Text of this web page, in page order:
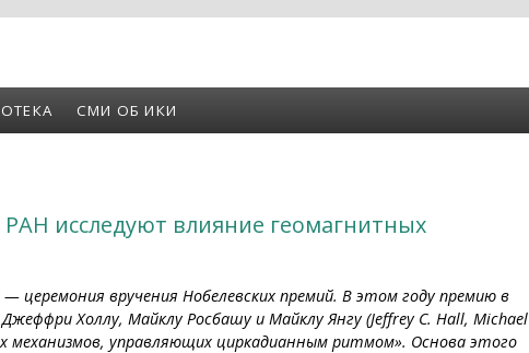
СМИ ОБ ИКИ
исследуют влияние геомагнитных
церемония вручения Нобелевских премий. В этом году премию в
Холлу, Майклу Росбашу и Майклу Янгу (Jeffrey C. Hall, Michael
механизмов, управляющих циркадианным ритмом». Основа этого